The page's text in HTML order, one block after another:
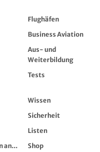
Flughäfen
Business Aviation
Aus- und
Weiterbildung
Tests
Wissen
Sicherheit
Listen
an...
Shop